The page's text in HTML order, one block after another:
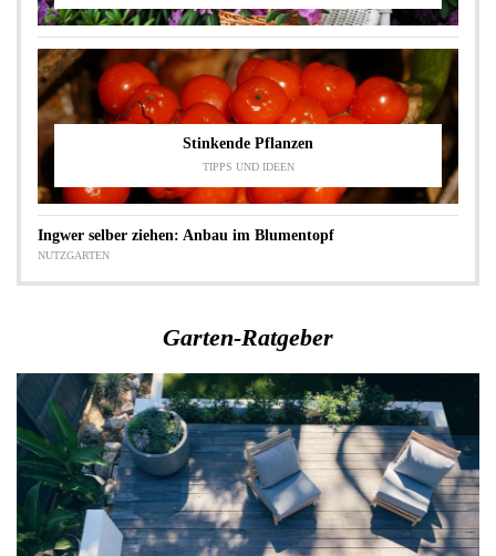
Stinkende Pflanzen
TIPPS UND IDEEN
Ingwer selber ziehen: Anbau im Blumentopf
NUTZGARTEN
Garten-Ratgeber